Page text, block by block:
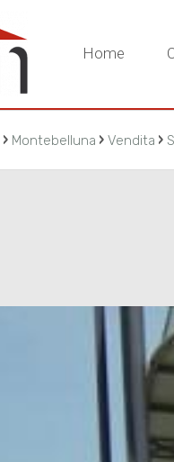
Home
› Montebelluna › Vendita ›